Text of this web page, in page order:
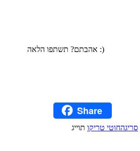
אהבתם? תשתפו הלאה :)
PinterestShare
סריגהחוטי טריקו תוייג